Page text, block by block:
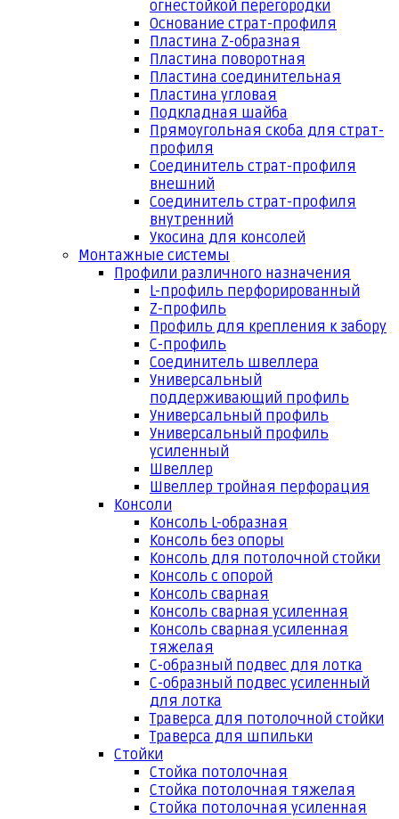
огнестойкой перегородки
Основание страт-профиля
Пластина Z-образная
Пластина поворотная
Пластина соединительная
Пластина угловая
Подкладная шайба
Прямоугольная скоба для страт-
профиля
Соединитель страт-профиля
внешний
Соединитель страт-профиля
внутренний
Укосина для консолей
Монтажные системы
Профили различного назначения
L-профиль перфорированный
Z-профиль
Профиль для крепления к забору
С-профиль
Соединитель швеллера
Универсальный
поддерживающий профиль
Универсальный профиль
Универсальный профиль
усиленный
Швеллер
Швеллер тройная перфорация
Консоли
Консоль L-образная
Консоль без опоры
Консоль для потолочной стойки
Консоль с опорой
Консоль сварная
Консоль сварная усиленная
Консоль сварная усиленная
тяжелая
С-образный подвес для лотка
С-образный подвес усиленный
для лотка
Траверса для потолочной стойки
Траверса для шпильки
Стойки
Стойка потолочная
Стойка потолочная тяжелая
Стойка потолочная усиленная